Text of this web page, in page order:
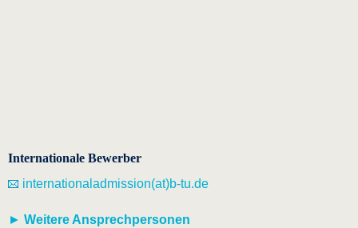
Internationale Bewerber
internationaladmission(at)b-tu.de
► Weitere Ansprechpersonen